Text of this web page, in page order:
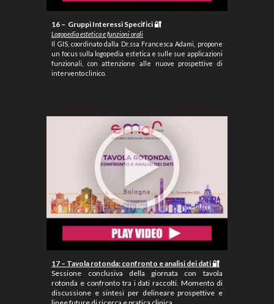
1 6 – Gruppi Interessi Specifici 🔐
Logopedia estetica e funzioni orali
Il GIS, coordinato dalla Dr.ssa Francesca Adami, propone
un focus sulla logopedia estetica e sulle sue applicazioni
funzionali, con attenzione alle nuove prospettive di
intervento clinico.
17 – Tavola rotonda: confronto e analisi dei dati 🔐
Sessione conclusiva della giornata con tavola
rotonda e confronto tra i dati raccolti. Momento di
discussione e sintesi per delineare prospettive e